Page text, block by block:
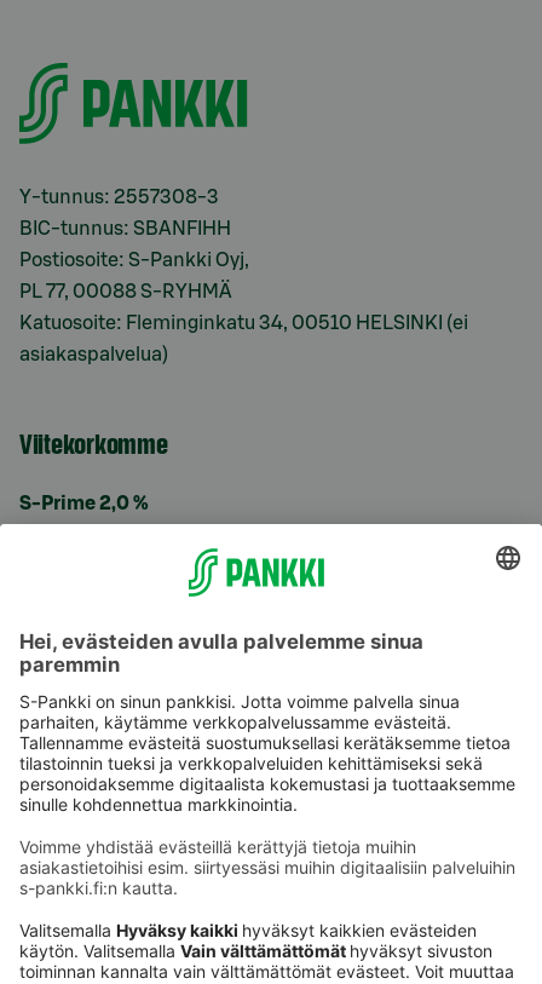
Y-tunnus: 2557308-3
BIC-tunnus: SBANFIHH
Postiosoite: S-Pankki Oyj,
PL 77, 00088 S-RYHMÄ
Katuosoite: Fleminginkatu 34, 00510 HELSINKI (ei
asiakaspalvelua)
Viitekorkomme
S-Prime 2,0 %
Käyttöehdot
Saavutettavuusseloste
Evästeet